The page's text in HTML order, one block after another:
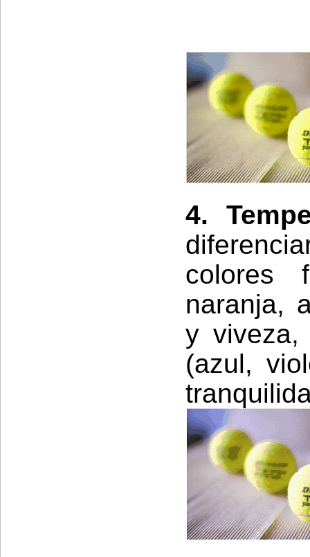
4.
colores
naranja,
y viveza,
(azul,